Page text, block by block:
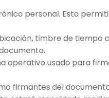
personal. Esto
timbre de tiempo
operativo usado para
firmantes del